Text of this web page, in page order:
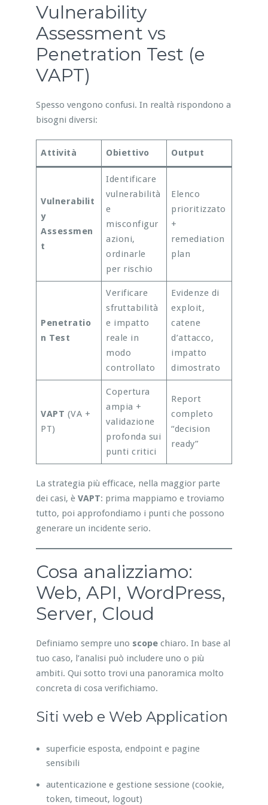
Vulnerability
Assessment vs
Penetration Test (e
VAPT)
Spesso vengono confusi. In realtà rispondono a
bisogni diversi:
Attività Obiettivo Output
Vulnerabilit
y
Assessmen
t
Identificare
vulnerabilità
e
misconfigur
azioni,
ordinarle
per rischio
Elenco
prioritizzato
+
remediation
plan
Penetratio
n Test
Verificare
sfruttabilità
e impatto
reale in
modo
controllato
Evidenze di
exploit,
catene
d’attacco,
impatto
dimostrato
VAPT (VA +
PT)
Copertura
ampia +
validazione
profonda sui
punti critici
Report
completo
“decision
ready”
La strategia più efficace, nella maggior parte
dei casi, è VAPT: prima mappiamo e troviamo
tutto, poi approfondiamo i punti che possono
generare un incidente serio.
Cosa analizziamo:
Web, API, WordPress,
Server, Cloud
Definiamo sempre uno scopechiaro. In base al
tuo caso, l’analisi può includere uno o più
ambiti. Qui sotto trovi una panoramica molto
concreta di cosa verifichiamo.
Siti web e Web Application
superficie esposta, endpoint e pagine
sensibili
autenticazione e gestione sessione (cookie,
token, timeout, logout)